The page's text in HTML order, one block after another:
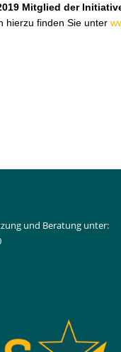
Mitglied der
hierzu finden Sie unter
und Beratung unter: